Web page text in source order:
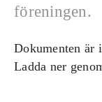
föreningen.
Dokumenten är
Ladda ner